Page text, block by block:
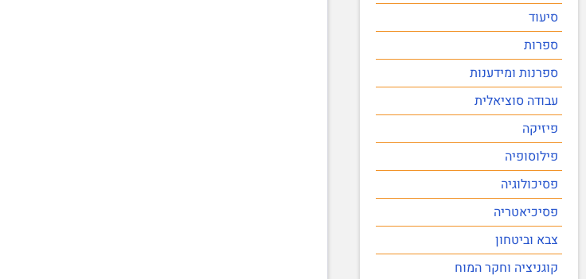
סיעוד
ספרות
ספרנות ומידענות
עבודה סוציאלית
פיזיקה
פילוסופיה
פסיכולוגיה
פסיכיאטריה
צבא וביטחון
קוגניציה וחקר המוח